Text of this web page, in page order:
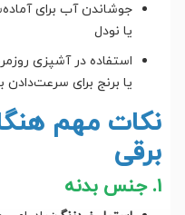
جوشاندن آب برای
یا نودل
استفاده در آشپزی
یا برنج برای
نکات مهم
برقی
۱. جنس بدنه